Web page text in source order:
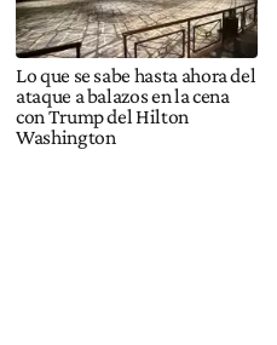
Lo que se sabe hasta ahora del
ataque a balazos en la cena
con Trump del Hilton
Washington